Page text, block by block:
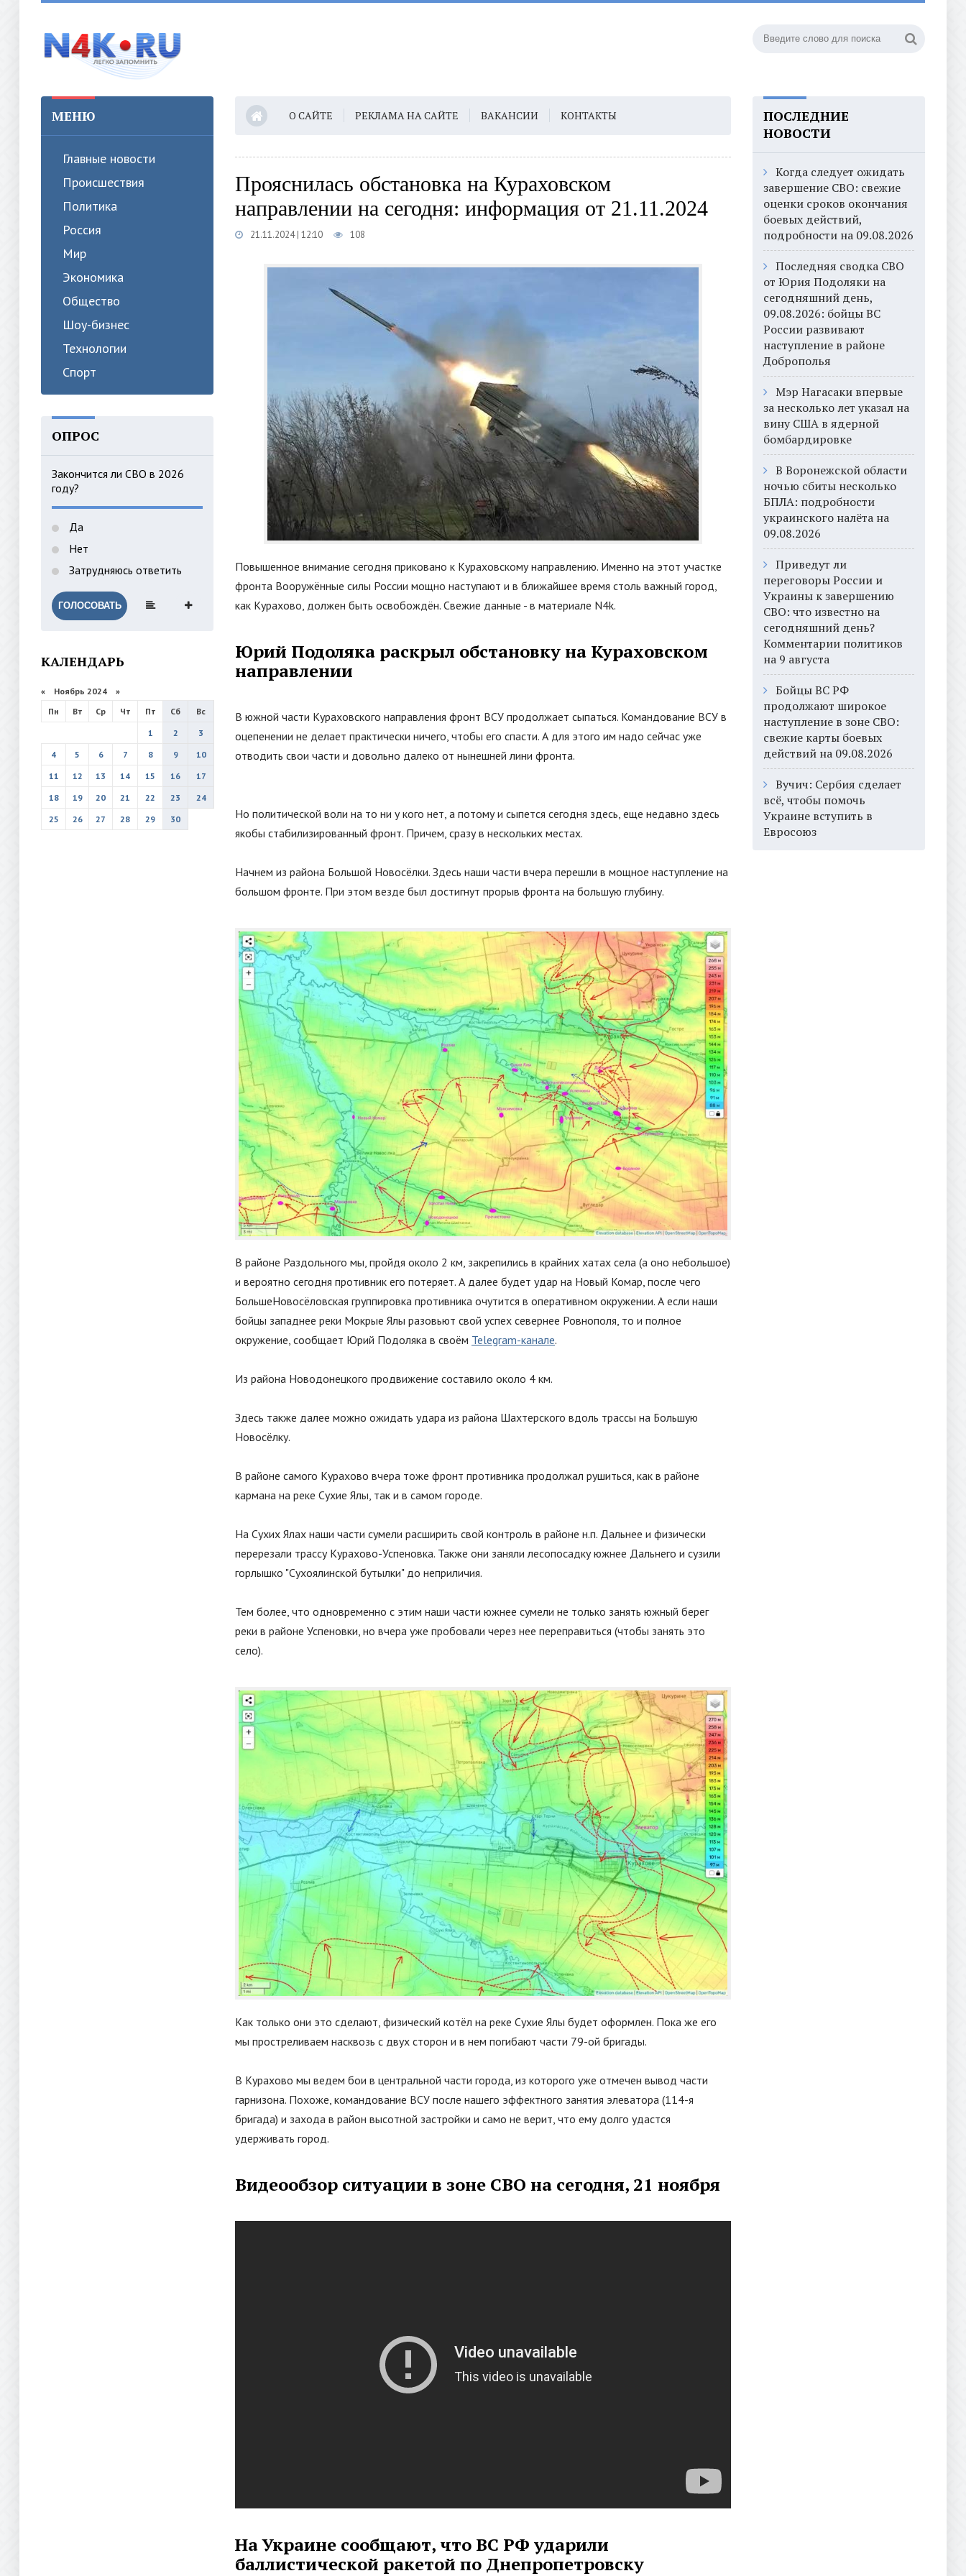
МЕНЮ
Главные новости
Происшествия
Политика
Россия
Мир
Экономика
Общество
Шоу-бизнес
Технологии
Спорт
ОПРОС
Закончится ли СВО в 2026
году?
Да
Нет
Затрудняюсь ответить
ГОЛОСОВАТЬ
КАЛЕНДАРЬ
« Ноябрь 2024 »
Пн
Вт Ср Чт Пт Сб
Вс
1
2
3
4
5 6 7 8 9
10
11
12 13 14 15 16
17
18
19 20 21 22 23
24
25
26 27 28 29 30
О САЙТЕ РЕКЛАМА НА САЙТЕ ВАКАНСИИ КОНТАКТЫ
Прояснилась обстановка на Кураховском
направлении на сегодня: информация от 21.11.2024
21.11.2024 | 12:10 108
Повышенное внимание сегодня приковано к Кураховскому направлению. Именно на этот участке
фронта Вооружённые силы России мощно наступают и в ближайшее время столь важный город,
как Курахово, должен быть освобождён. Свежие данные - в материале N4k.
Юрий Подоляка раскрыл обстановку на Кураховском
направлении
В южной части Кураховского направления фронт ВСУ продолжает сыпаться. Командование ВСУ в
оцепенении не делает практически ничего, чтобы его спасти. А для этого им надо сейчас уже
отводить свои части и довольно далеко от нынешней лини фронта.
Но политической воли на то ни у кого нет, а потому и сыпется сегодня здесь, еще недавно здесь
якобы стабилизированный фронт. Причем, сразу в нескольких местах.
Начнем из района Большой Новосёлки. Здесь наши части вчера перешли в мощное наступление на
большом фронте. При этом везде был достигнут прорыв фронта на большую глубину.
В районе Раздольного мы, пройдя около 2 км, закрепились в крайних хатах села (а оно небольшое)
и вероятно сегодня противник его потеряет. А далее будет удар на Новый Комар, после чего
БольшеНовосёловская группировка противника очутится в оперативном окружении. А если наши
бойцы западнее реки Мокрые Ялы разовьют свой успех севернее Ровнополя, то и полное
окружение, сообщает Юрий Подоляка в своём Telegram-канале.
Из района Новодонецкого продвижение составило около 4 км.
Здесь также далее можно ожидать удара из района Шахтерского вдоль трассы на Большую
Новосёлку.
В районе самого Курахово вчера тоже фронт противника продолжал рушиться, как в районе
кармана на реке Сухие Ялы, так и в самом городе.
На Сухих Ялах наши части сумели расширить свой контроль в районе н.п. Дальнее и физически
перерезали трассу Курахово-Успеновка. Также они заняли лесопосадку южнее Дальнего и сузили
горлышко "Сухоялинской бутылки"до неприличия.
Тем более, что одновременно с этим наши части южнее сумели не только занять южный берег
реки в районе Успеновки, но вчера уже пробовали через нее переправиться (чтобы занять это
село).
Как только они это сделают, физический котёл на реке Сухие Ялы будет оформлен. Пока же его
мы простреливаем насквозь с двух сторон и в нем погибают части 79-ой бригады.
В Курахово мы ведем бои в центральной части города, из которого уже отмечен вывод части
гарнизона. Похоже, командование ВСУ после нашего эффектного занятия элеватора (114-я
бригада) и захода в район высотной застройки и само не верит, что ему долго удастся
удерживать город.
Видеообзор ситуации в зоне СВО на сегодня, 21 ноября
На Украине сообщают, что ВС РФ ударили
баллистической ракетой по Днепропетровску
ПОСЛЕДНИЕ
НОВОСТИ
Когда следует ожидать
завершение СВО: свежие
оценки сроков окончания
боевых действий,
подробности на 09.08.2026
Последняя сводка СВО
от Юрия Подоляки на
сегодняшний день,
09.08.2026: бойцы ВС
России развивают
наступление в районе
Доброполья
Мэр Нагасаки впервые
за несколько лет указал на
вину США в ядерной
бомбардировке
В Воронежской области
ночью сбиты несколько
БПЛА: подробности
украинского налёта на
09.08.2026
Приведут ли
переговоры России и
Украины к завершению
СВО: что известно на
сегодняшний день?
Комментарии политиков
на 9 августа
Бойцы ВС РФ
продолжают широкое
наступление в зоне СВО:
свежие карты боевых
действий на 09.08.2026
Вучич: Сербия сделает
всё, чтобы помочь
Украине вступить в
Евросоюз